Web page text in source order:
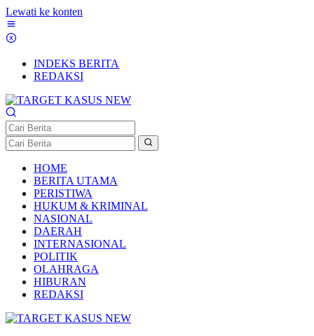
Lewati ke konten
INDEKS BERITA
REDAKSI
HOME
BERITA UTAMA
PERISTIWA
HUKUM & KRIMINAL
NASIONAL
DAERAH
INTERNASIONAL
POLITIK
OLAHRAGA
HIBURAN
REDAKSI